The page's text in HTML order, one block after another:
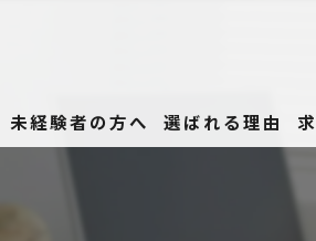
未経験者の方へ 選ばれる理由